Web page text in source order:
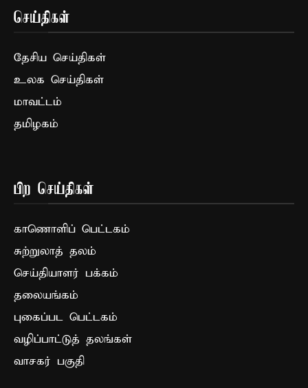
செய்திகள்
தேசிய செய்திகள்
உலக செய்திகள்
மாவட்டம்
தமிழகம்
பிற செய்திகள்
காணொளிப் பெட்டகம்
சுற்றுலாத் தலம்
செய்தியாளர் பக்கம்
தலையங்கம்
புகைப்பட பெட்டகம்
வழிப்பாட்டுத் தலங்கள்
வாசகர் பகுதி